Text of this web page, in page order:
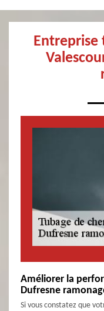
Entreprise
Améliorer la
Dufresne
Si vous constatez que